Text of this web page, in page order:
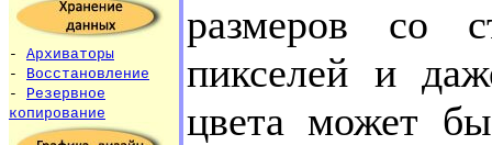
- Архиваторы
- Восстановление
- Резервное
копирование
размеров со
пикселей и
цвета может